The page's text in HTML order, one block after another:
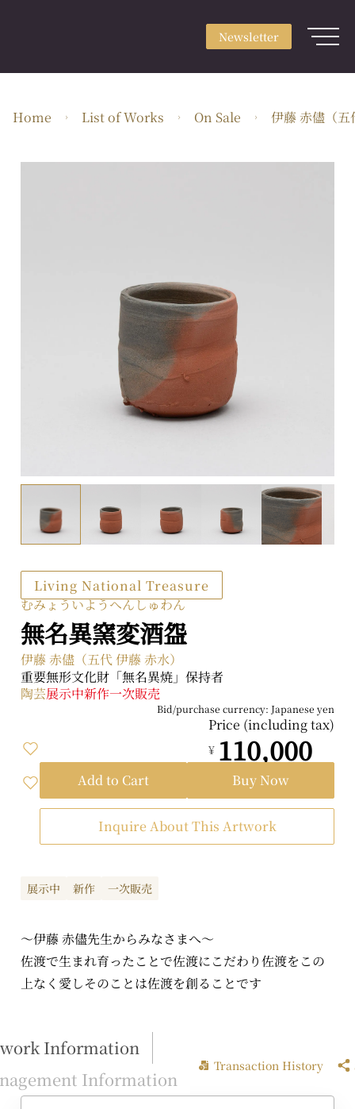
Newsletter
Use & Scene
Craft Type
2-2-1 Kyobashi, Chuo-ku, Tokyo 104-0031
Privacy Policy
Home List of Works On Sale 伊藤 赤儘（五
展示中 新作 一次販売
～伊藤 赤儘先生からみなさまへ～
佐渡で生まれ育ったことで佐渡にこだわり佐渡をこの
上なく愛しそのことは佐渡を創ることです
Information
Information
Transaction History
Living National Treasure
むみょういようへんしゅわん
無名異窯変酒盌
伊藤 赤儘（五代 伊藤 赤水）
重要無形文化財「無名異焼」保持者
陶芸展示中新作一次販売
Bid/purchase currency: Japanese yen
Price (including tax)
¥ 110,000
Add to Cart Buy Now
Inquire About This Artwork